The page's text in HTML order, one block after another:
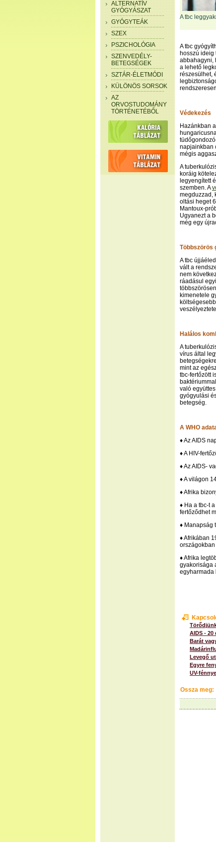
ALTERNATÍV
GYÓGYÁSZAT
GYÓGYTEÁK
SZEX
PSZICHOLÓGIA
SZENVEDÉLY-
BETEGSÉGEK
SZTÁR-ÉLETMÓDI
KÜLÖNÖS SORSOK
AZ
ORVOSTUDOMÁNY
TÖRTÉNETÉBŐL
A tbc
A tbc
hosszú ideig
abbahagyni,
a lehető
részesülhet,
Védekezés
Hazánkban
napjainkban
mégis
A
koráig
legyengített
szemben. A
megduzzad,
oltási heget
Mantoux-
Ugyanezt a
még egy
Többszörös
A tbc
vált a
nem
ráadásul
kimenetele
Halálos
A
vírus által
mint az
tbc-fertőzött
való
gyógyulási
betegség.
A WHO
♦ Az AIDS
♦ A HIV-
♦ Az AIDS-
♦ A világon
♦ Afrika
♦ Ha a tbc-t
fertőződhet
♦ Manapság
♦ Afrikában
♦ Afrika
gyakorisága
egyharmada
AIDS - 20
Barát
Levegő
Egyre
UV-
Ossza meg: